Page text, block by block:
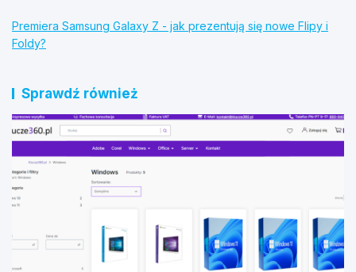
Premiera Samsung Galaxy Z - jak prezentują się nowe Flipy i
Foldy?
Sprawdź również